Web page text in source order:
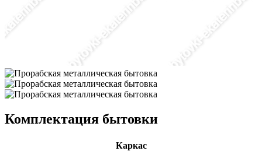
Комплектация бытовки
Каркас